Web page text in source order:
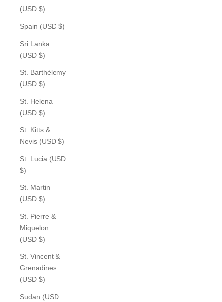
(USD $)
Spain (USD $)
Sri Lanka
(USD $)
St. Barthélemy
(USD $)
St. Helena
(USD $)
St. Kitts &
Nevis (USD $)
St. Lucia (USD
$)
St. Martin
(USD $)
St. Pierre &
Miquelon
(USD $)
St. Vincent &
Grenadines
(USD $)
Sudan (USD